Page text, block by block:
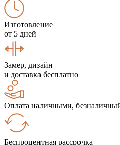
Изготовление
от 5 дней
Замер, дизайн
и доставка бесплатно
Оплата наличными,
Беспроцентная рассрочка